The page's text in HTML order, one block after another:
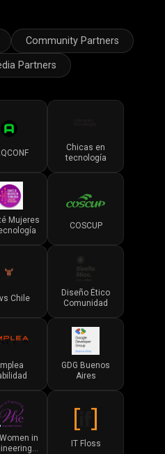
Community Partners
Partners
Chicas en
tecnología
Mujeres
COSCUP
Chile
Diseño Ético
Comunidad
GDG Buenos
Aires
Women in
IT Floss